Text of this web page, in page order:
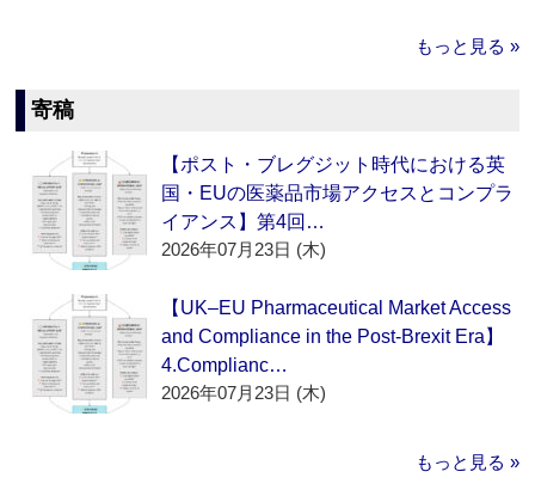
もっと見る »
寄稿
【ポスト・ブレグジット時代における英
国・EUの医薬品市場アクセスとコンプラ
イアンス】第4回…
2026年07月23日 (木)
【UK–EU Pharmaceutical Market Access
and Compliance in the Post-Brexit Era】
4.Complianc…
2026年07月23日 (木)
もっと見る »